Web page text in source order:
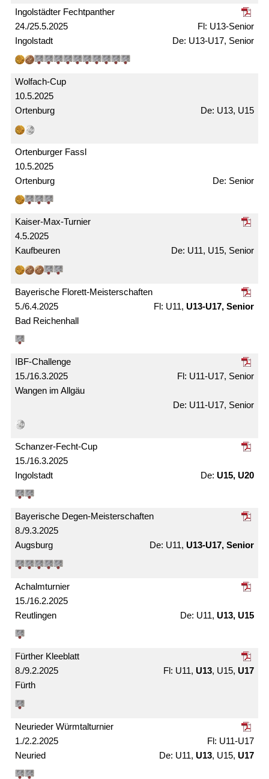
24./25.5.2025
Ingolstädter Fechtpanther
Ingolstadt
U13-Senior
U13-U17, Senior
10.5.2025
Wolfach-Cup
Ortenburg U13, U15
10.5.2025
Ortenburger Fassl
Ortenburg Senior
4.5.2025
Kaiser-Max-Turnier
Kaufbeuren U11, U15, Senior
5./6.4.2025
Bayerische Florett-Meister­schaften
Bad Reichenhall
U11, U13-U17, Senior
15./16.3.2025
IBF-Challenge
Wangen im Allgäu
U11-U17, Senior
U11-U17, Senior
15./16.3.2025
Schanzer-Fecht-Cup
Ingolstadt U15, U20
8./9.3.2025
Bayerische Degen-Meister­schaften
Augsburg U11, U13-U17, Senior
15./16.2.2025
Achalm­turnier
Reutlingen U11, U13, U15
8./9.2.2025
Fürther Kleeblatt
Fürth
U11, U13, U15, U17
1./2.2.2025
Neurieder Würmtal­turnier
Neuried
U11-U17
U11, U13, U15, U17